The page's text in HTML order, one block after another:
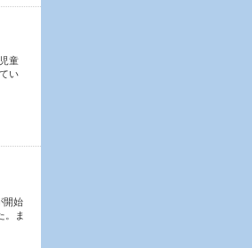
童
い
開始
。ま